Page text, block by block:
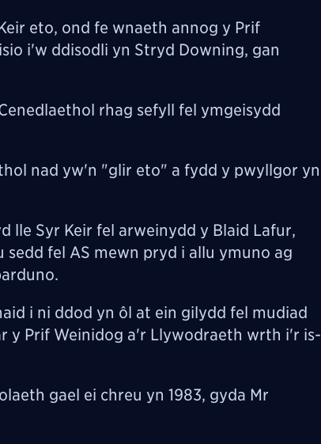
eto, ond fe wnaeth annog y Prif
i'w ddisodli yn Stryd Downing, gan
rhag sefyll fel ymgeisydd
nad yw'n "glir eto" a fydd y pwyllgor yn
lle Syr Keir fel arweinydd y Blaid Lafur,
fel AS mewn pryd i allu ymuno ag
i ni ddod yn ôl at ein gilydd fel mudiad
y Prif Weinidog a'r Llywodraeth wrth i'r is-
gael ei chreu yn 1983, gyda Mr